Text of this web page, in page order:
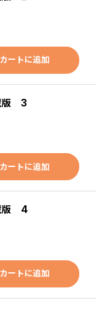
カートに追加
版 3
カートに追加
版 4
カートに追加